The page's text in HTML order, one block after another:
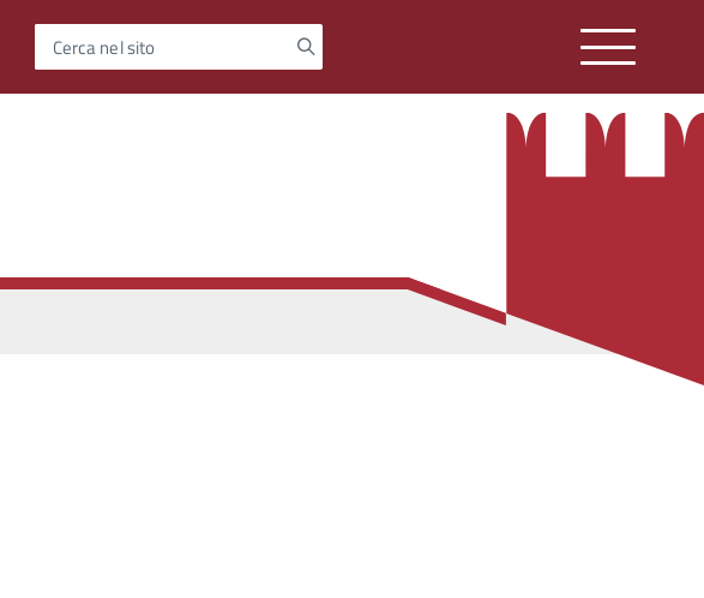
Cerca nel sito